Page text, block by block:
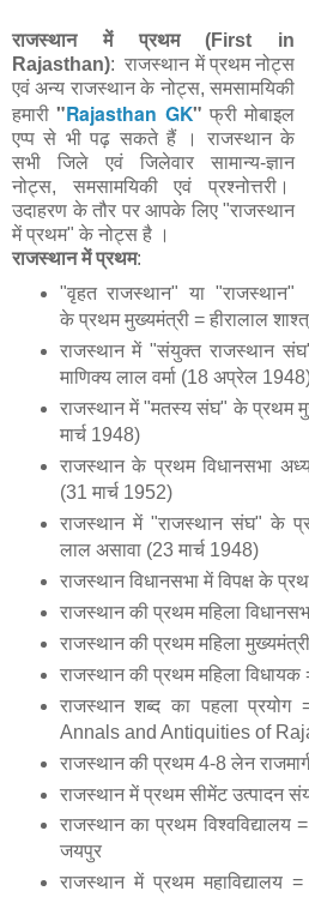
राजस्थान में प्रथम (First in
Rajasthan): राजस्थान में प्रथम नोट्स
एवं अन्य राजस्थान के नोट्स, समसामयिकी
हमारी"Rajasthan GK" फ्री मोबाइल
एप्प से भी पढ़ सकते हैं । राजस्थान के
सभी जिले एवं जिलेवार सामान्य-ज्ञान
नोट्स, समसामयिकी एवं प्रश्नोत्तरी।
उदाहरण के तौर पर आपके लिए "राजस्थान
में प्रथम" के नोट्स है ।
राजस्थान में प्रथम:
"वृहत राजस्थान" या "राजस्थान"
के प्रथम मुख्यमंत्री = हीरालाल
राजस्थान में "संयुक्त राजस्थान
माणिक्य लाल वर्मा (18 अप्रेल
राजस्थान में "मतस्य संघ" के प्रथम
मार्च 1948)
राजस्थान के प्रथम विधानसभा
(31 मार्च 1952)
राजस्थान में "राजस्थान संघ" के
लाल असावा (23 मार्च 1948)
राजस्थान विधानसभा में विपक्ष के
राजस्थान की प्रथम महिला
राजस्थान की प्रथम महिला
राजस्थान की प्रथम महिला विधायक
राजस्थान शब्द का पहला
Annals and Antiquities of
राजस्थान की प्रथम 4-8 लेन
राजस्थान में प्रथम सीमेंट उत्पादन
राजस्थान का प्रथम विश्वविद्यालय =
जयपुर
राजस्थान में प्रथम महाविद्यालय